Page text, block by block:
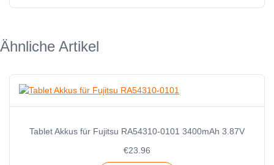
Ähnliche Artikel
Tablet Akkus für Fujitsu RA54310-0101 3400mAh 3.87V
€23.96